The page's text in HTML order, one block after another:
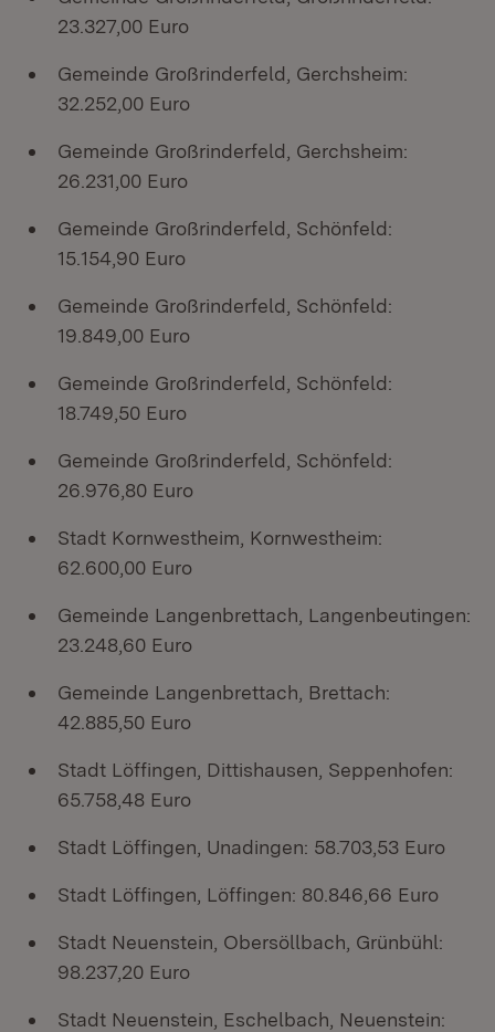
23.327,00 Euro
Gemeinde Großrinderfeld, Gerchsheim:
32.252,00 Euro
Gemeinde Großrinderfeld, Gerchsheim:
26.231,00 Euro
Gemeinde Großrinderfeld, Schönfeld:
15.154,90 Euro
Gemeinde Großrinderfeld, Schönfeld:
19.849,00 Euro
Gemeinde Großrinderfeld, Schönfeld:
18.749,50 Euro
Gemeinde Großrinderfeld, Schönfeld:
26.976,80 Euro
Stadt Kornwestheim, Kornwestheim:
62.600,00 Euro
Gemeinde Langenbrettach, Langenbeutingen:
23.248,60 Euro
Gemeinde Langenbrettach, Brettach:
42.885,50 Euro
Stadt Löffingen, Dittishausen, Seppenhofen:
65.758,48 Euro
Stadt Löffingen, Unadingen: 58.703,53 Euro
Stadt Löffingen, Löffingen: 80.846,66 Euro
Stadt Neuenstein, Obersöllbach, Grünbühl:
98.237,20 Euro
Stadt Neuenstein, Eschelbach, Neuenstein: